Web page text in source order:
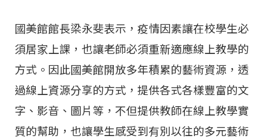
國美館館長梁永斐表示，疫情因素讓在校學生必
須居家上課，也讓老師必須重新適應線上教學的
方式。因此國美館開放多年積累的藝術資源，透
過線上資源分享的方式，提供各式各樣豐富的文
字、影音、圖片等，不但提供教師在線上教學實
質的幫助，也讓學生感受到有別以往的多元藝術